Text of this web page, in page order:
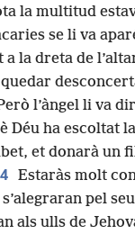
la multitud
se li va
a la dreta de
quedar
l’àngel li va
Déu ha escoltat
et donarà un
Estaràs molt
pel
als ulls de